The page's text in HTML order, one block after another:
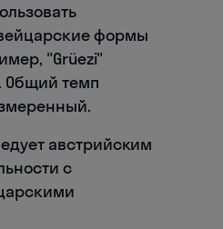
формы
"Grüezi"
Общий темп
австрийским
с